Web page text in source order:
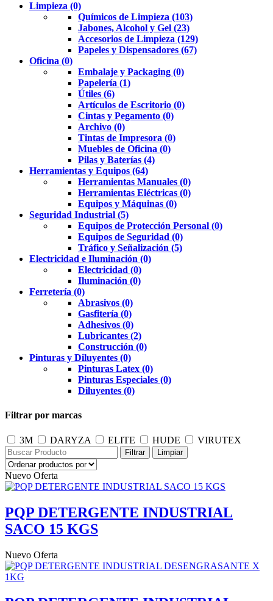
Limpieza (0)
Químicos de Limpieza (103)
Jabones, Alcohol y Gel (23)
Accesorios de Limpieza (129)
Papeles y Dispensadores (67)
Oficina (0)
Embalaje y Packaging (0)
Papelería (1)
Útiles (6)
Artículos de Escritorio (0)
Cintas y Pegamento (0)
Archivo (0)
Tintas de Impresora (0)
Muebles de Oficina (0)
Pilas y Baterías (4)
Herramientas y Equipos (64)
Herramientas Manuales (0)
Herramientas Eléctricas (0)
Equipos y Máquinas (0)
Seguridad Industrial (5)
Equipos de Protección Personal (0)
Equipos de Seguridad (0)
Tráfico y Señalización (5)
Electricidad e Iluminación (0)
Electricidad (0)
Iluminación (0)
Ferretería (0)
Abrasivos (0)
Gasfitería (0)
Adhesivos (0)
Lubricantes (2)
Construcción (0)
Pinturas y Diluyentes (0)
Pinturas Latex (0)
Pinturas Especiales (0)
Diluyentes (0)
Filtrar por marcas
3M DARYZA ELITE HUDE VIRUTEX
Nuevo Oferta
PQP DETERGENTE INDUSTRIAL
SACO 15 KGS
Nuevo Oferta